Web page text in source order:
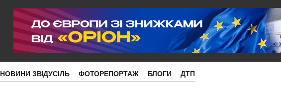
НОВИНИ ЗВІДУСІЛЬ ФОТОРЕПОРТАЖ БЛОГИ ДТП